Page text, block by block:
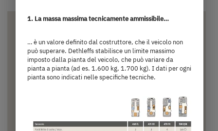
1. La massa massima tecnicamente ammissibile…
… è un valore definito dal costruttore, che il veicolo non
può superare. Dethleffs stabilisce un limite massimo
imposto dalla pianta del veicolo, che può variare da
pianta a pianta (ad es. 1.600 kg, 1.700 kg). I dati per ogni
pianta sono indicati nelle specifiche tecniche.